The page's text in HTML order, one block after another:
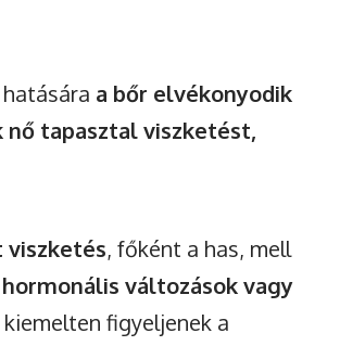
a bőr elvékonyodik
nő tapasztal viszketést,
, főként a has, mell
változások vagy
figyeljenek a